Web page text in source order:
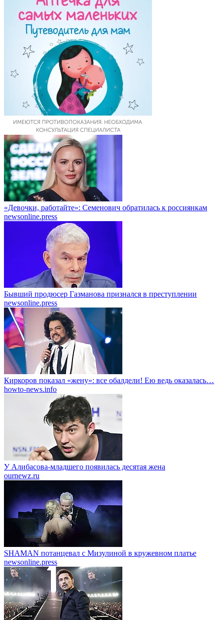
«Девочки, работайте»: Семенович обратилась к россиянкам
newsonline.press
Бывший продюсер Газманова признался в преступлении
newsonline.press
Киркоров показал «жену»: все обалдели! Ею ведь оказалась…
howto-news.info
У Алибасова-младшего появилась десятая жена
ournewz.ru
SHAMAN потанцевал с Мизулиной в кружевном платье
newsonline.press